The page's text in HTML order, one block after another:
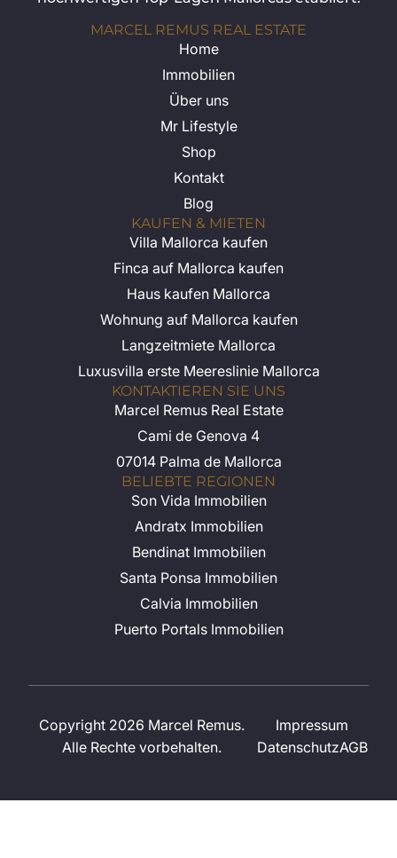
MARCEL REMUS REAL ESTATE
Home
Immobilien
Über uns
Mr Lifestyle
Shop
Kontakt
Blog
KAUFEN & MIETEN
Villa Mallorca kaufen
Finca auf Mallorca kaufen
Haus kaufen Mallorca
Wohnung auf Mallorca kaufen
Langzeitmiete Mallorca
Luxusvilla erste Meereslinie Mallorca
KONTAKTIEREN SIE UNS
Marcel Remus Real Estate
Cami de Genova 4
07014 Palma de Mallorca
BELIEBTE REGIONEN
Son Vida Immobilien
Andratx Immobilien
Bendinat Immobilien
Santa Ponsa Immobilien
Calvia Immobilien
Puerto Portals Immobilien
Copyright 2026 Marcel Remus.
Alle Rechte vorbehalten.
Impressum
DatenschutzAGB